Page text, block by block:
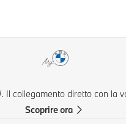
Il collegamento diretto con la
Scoprire ora